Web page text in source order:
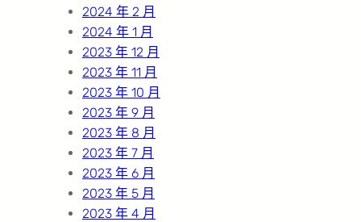
2024 年 2 月
2024 年 1 月
2023 年 12 月
2023 年 11 月
2023 年 10 月
2023 年 9 月
2023 年 8 月
2023 年 7 月
2023 年 6 月
2023 年 5 月
2023 年 4 月